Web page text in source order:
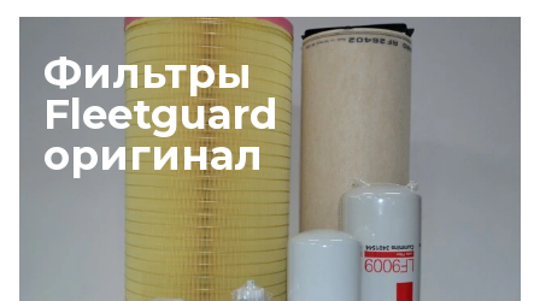
Фильтры
Fleetguard
оригинал